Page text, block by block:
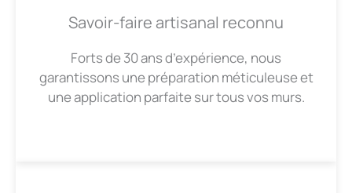
Savoir-faire artisanal reconnu
Forts de 30 ans d’expérience, nous
garantissons une préparation méticuleuse et
une application parfaite sur tous vos murs.